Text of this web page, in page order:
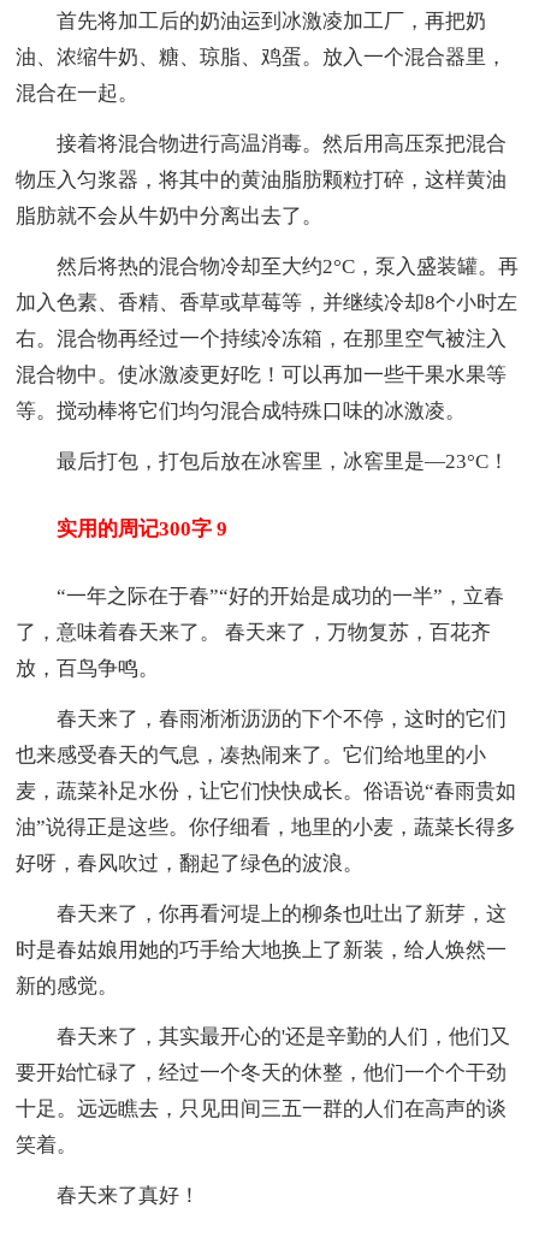
首先将加工后的奶油运到冰激凌加工厂，再把奶
油、浓缩牛奶、糖、琼脂、鸡蛋。放入一个混合器里，
混合在一起。
接着将混合物进行高温消毒。然后用高压泵把混合
物压入匀浆器，将其中的黄油脂肪颗粒打碎，这样黄油
脂肪就不会从牛奶中分离出去了。
然后将热的混合物冷却至大约2°C，泵入盛装罐。再
加入色素、香精、香草或草莓等，并继续冷却8个小时左
右。混合物再经过一个持续冷冻箱，在那里空气被注入
混合物中。使冰激凌更好吃！可以再加一些干果水果等
等。搅动棒将它们均匀混合成特殊口味的冰激凌。
最后打包，打包后放在冰窖里，冰窖里是—23°C！
实用的周记300字 9
“一年之际在于春”“好的开始是成功的一半”，立春
了，意味着春天来了。 春天来了，万物复苏，百花齐
放，百鸟争鸣。
春天来了，春雨淅淅沥沥的下个不停，这时的它们
也来感受春天的气息，凑热闹来了。它们给地里的小
麦，蔬菜补足水份，让它们快快成长。俗语说“春雨贵如
油”说得正是这些。你仔细看，地里的小麦，蔬菜长得多
好呀，春风吹过，翻起了绿色的波浪。
春天来了，你再看河堤上的柳条也吐出了新芽，这
时是春姑娘用她的巧手给大地换上了新装，给人焕然一
新的感觉。
春天来了，其实最开心的'还是辛勤的人们，他们又
要开始忙碌了，经过一个冬天的休整，他们一个个干劲
十足。远远瞧去，只见田间三五一群的人们在高声的谈
笑着。
春天来了真好！